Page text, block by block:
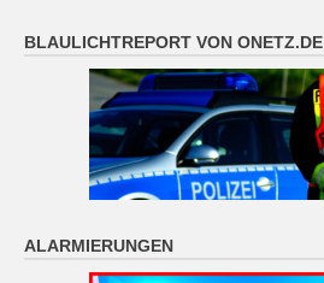
BLAULICHTREPORT VON ONETZ.DE
ALARMIERUNGEN